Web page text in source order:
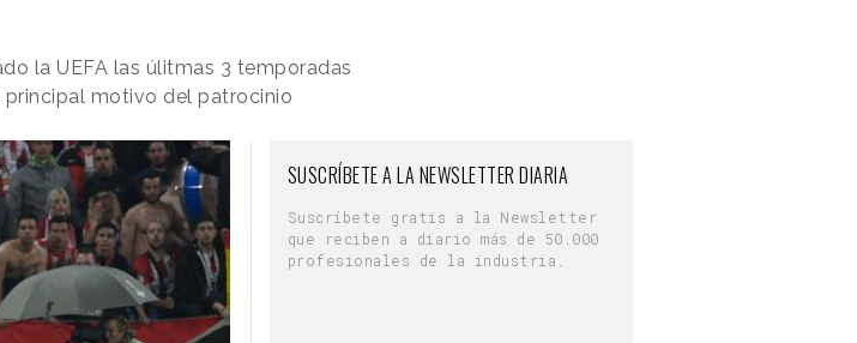
la UEFA las úlitmas 3 temporadas
motivo del patrocinio
SUSCRÍBETE A LA NEWSLETTER DIARIA
Suscríbete gratis a la Newsletter
que reciben a diario más de 50.000
profesionales de la industria.